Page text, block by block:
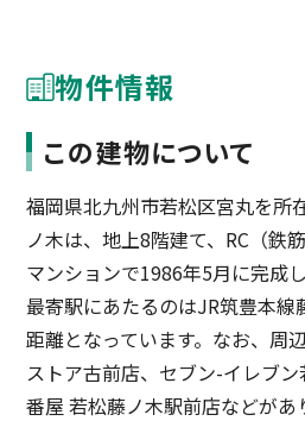
物件情報
この建物について
福岡県北九州市若松区宮丸を所
ノ木は、地上8階建て、RC（鉄
マンションで1986年5月に完成し
最寄駅にあたるのはJR筑豊本線
距離となっています。なお、周
ストア古前店、セブン-イレブ
番屋 若松藤ノ木駅前店などがあ